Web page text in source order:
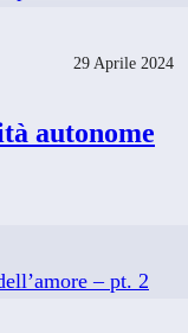
29 Aprile 2024
autonome